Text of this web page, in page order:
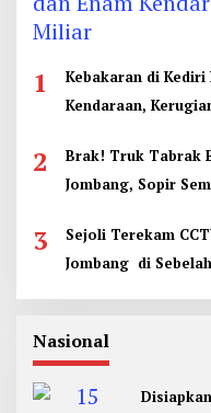
1
Kebakaran di Kediri
Kendaraan,
2
Brak! Truk Tabrak
Jombang, Sopir
3
Sejoli Terekam
Jombang di
Nasional